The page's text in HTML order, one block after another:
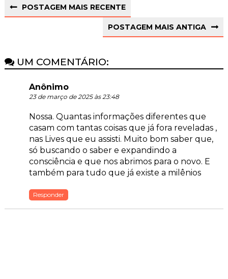
POSTAGEM MAIS RECENTE
POSTAGEM MAIS ANTIGA
UM COMENTÁRIO:
Anônimo
23 de março de 2025 às 23:48
Nossa. Quantas informações diferentes que
casam com tantas coisas que já fora reveladas ,
nas Lives que eu assisti. Muito bom saber que,
só buscando o saber e expandindo a
consciência e que nos abrimos para o novo. E
também para tudo que já existe a milênios
Responder